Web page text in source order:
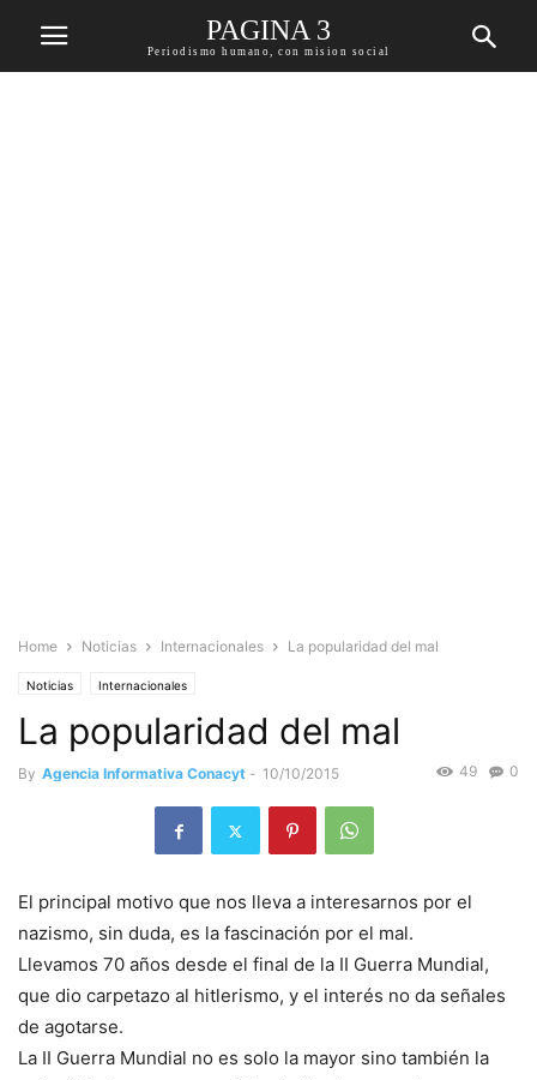
PAGINA 3
Periodismo humano, con mision social
Home Noticias Internacionales La popularidad del mal
Noticias Internacionales
La popularidad del mal
By Agencia Informativa Conacyt - 10/10/2015 0
49
El principal motivo que nos lleva a interesarnos por el
nazismo, sin duda, es la fascinación por el mal.
Llevamos 70 años desde el final de la II Guerra Mundial,
que dio carpetazo al hitlerismo, y el interés no da señales
de agotarse.
La II Guerra Mundial no es solo la mayor sino también la